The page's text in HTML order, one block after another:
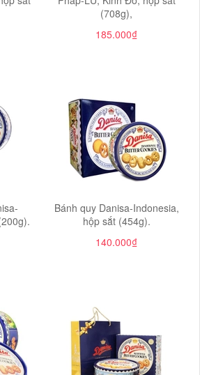
(708g),
185.000₫
Bánh quy Danisa-Indonesia,
hộp sắt (454g).
140.000₫